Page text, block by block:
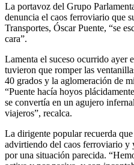
La portavoz del Grupo
denuncia el caos ferroviario que
Transportes, Óscar Puente, “se
cara”.
Lamenta el suceso ocurrido ayer
tuvieron que romper las
40 grados y la aglomeración de
“Puente hacía hoyos
se convertía en un agujero
viajeros”, recalca.
La dirigente popular recuerda
advirtiendo del caos ferroviario y
por una situación parecida.